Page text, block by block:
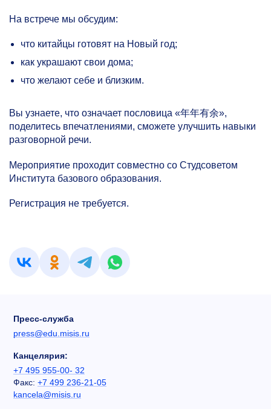
На встрече мы обсудим:
что китайцы готовят на Новый год;
как украшают свои дома;
что желают себе и близким.
Вы узнаете, что означает пословица «年年有余»,
поделитесь впечатлениями, сможете улучшить навыки
разговорной речи.
Мероприятие проходит совместно со Студсоветом
Института базового образования.
Регистрация не требуется.
Пресс-служба
press@edu.misis.ru
Канцелярия:
+7 495 955-00- 32
Факс: +7 499 236-21-05
kancela@misis.ru